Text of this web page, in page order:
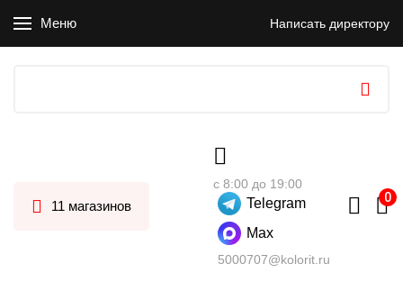
Меню Написать директору
11 магазинов
с 8:00 до 19:00
Telegram
Max
5000707@kolorit.ru